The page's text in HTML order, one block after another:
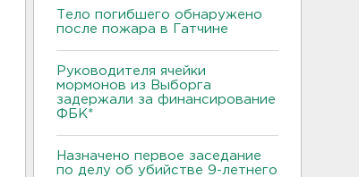
Тело погибшего обнаружено
после пожара в Гатчине
Руководителя ячейки
мормонов из Выборга
задержали за финансирование
ФБК*
Назначено первое заседание
по делу об убийстве 9-летнего